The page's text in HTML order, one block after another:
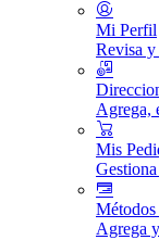
Mi Perfil
Revisa y
Agrega,
Mis
Métodos
Agrega